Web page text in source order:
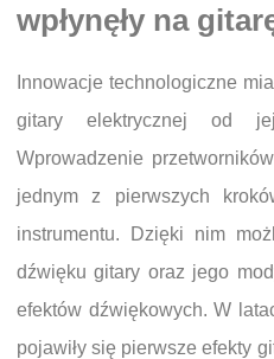
wpłynęły na
Innowacje technologiczne
gitary elektrycznej od
Wprowadzenie
jednym z pierwszych
instrumentu. Dzięki nim
dźwięku gitary oraz jego
efektów dźwiękowych. W
pojawiły się pierwsze efekty